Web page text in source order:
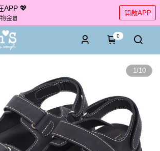
APP 💖
金🧧
開啟APP
0
1/10